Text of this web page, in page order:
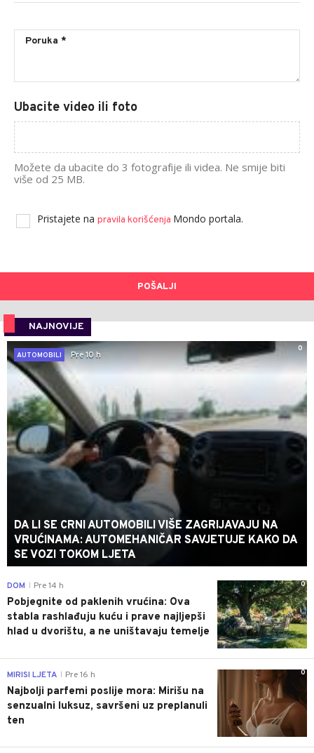
Ubacite video ili foto
Možete da ubacite do 3 fotografije ili videa. Ne smije biti
više od 25 MB.
Pristajete na pravila korišćenja Mondo portala.
POŠALJI
NAJNOVIJE
0
AUTOMOBILI
Pre 10 h
DA LI SE CRNI AUTOMOBILI VIŠE ZAGRIJAVAJU NA
VRUĆINAMA: AUTOMEHANIČAR SAVJETUJE KAKO DA
SE VOZI TOKOM LJETA
0
DOM Pre 14 h
Pobjegnite od paklenih vrućina: Ova
stabla rashlađuju kuću i prave najljepši
hlad u dvorištu, a ne uništavaju temelje
0
MIRISI LJETA Pre 16 h
Najbolji parfemi poslije mora: Mirišu na
senzualni luksuz, savršeni uz preplanuli
ten